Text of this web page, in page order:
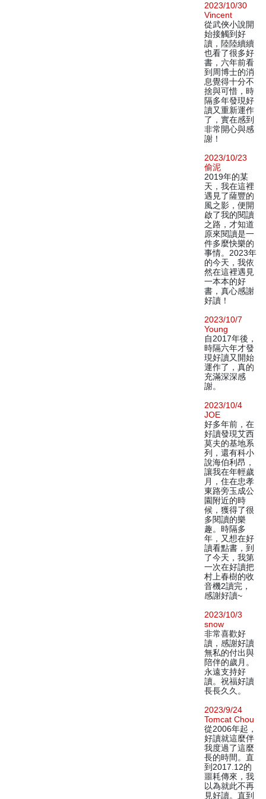
2023/10/30
Vincent
從武俠小說開
始接觸到好
讀，陸陸續續
也看了很多好
書，六年前看
到周博士的消
息覺得十分不
捨與可惜，時
隔多年發現好
讀又重新運作
了，實在感到
非常開心與感
謝！
2023/10/23
偷泥
2019年的某
天，我在這裡
遇見了薩豐的
風之影，便開
啟了我的閱讀
之路，才知道
原來閱讀是一
件多麼快樂的
事情。2023年
的今天，我依
然在這裡遇見
一本本的好
書，真心感謝
好讀！
2023/10/7
Young
自2017年後，
時隔六年才發
現好讀又開始
運作了，真的
充滿深深感
謝。
2023/10/4
JOE
好多年前，在
好讀發現艾西
莫夫的基地系
列，還有科小
說海伯利昂，
讓我在年輕歲
月，住在忠孝
東路旁玉成公
園附近的時
候，獲得了很
多閱讀的樂
趣。時隔多
年，又想在好
讀看點書，到
了今天，我第
一次在好讀把
村上春樹的收
音機2讀完，
感謝好讀~
2023/10/3
snow
非常喜歡好
讀，感謝好讀
無私的付出與
陪伴的歲月。
永遠支持好
讀。祝福好讀
長長久久。
2023/9/24
Tomcat Chou
從2006年起，
好讀就這麼伴
我度過了這麼
長的時間。直
到2017.12的
噩耗傳來，我
以為就此不再
見好讀。直到